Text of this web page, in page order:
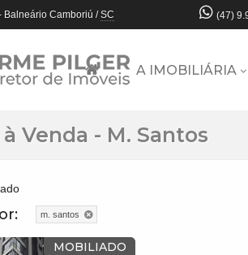
Balneário Camboriú /SC (47)
A IMOBILIÁRIA
Venda - M. Santos
m. santos
MOBILIADO